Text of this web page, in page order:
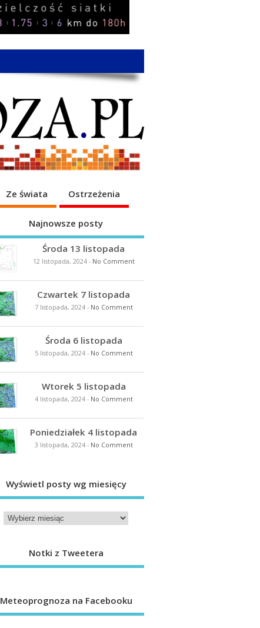
Ze świata Ostrzeżenia
Najnowsze posty
Środa 13 listopada
12 listopada, 2024- No Comment
Czwartek 7 listopada
7 listopada, 2024- No Comment
Środa 6 listopada
5 listopada, 2024- No Comment
Wtorek 5 listopada
4 listopada, 2024- No Comment
Poniedziałek 4 listopada
3 listopada, 2024- No Comment
Wyświetl posty wg miesięcy
Notki z Tweetera
Meteoprognoza na Facebooku